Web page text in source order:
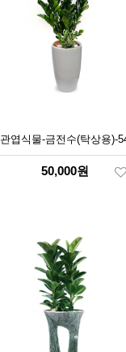
관엽식물-금전수(탁상용)-
50,000원